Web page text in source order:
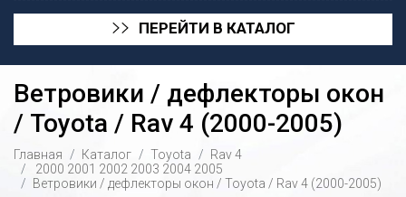
выходной
>> ПЕРЕЙТИ В КАТАЛОГ
Ветровики / дефлекторы окон
/ Toyota / Rav 4 (2000-2005)
Главная Каталог Toyota
Rav 4
2000 2001 2002 2003 2004 2005
Ветровики / дефлекторы окон / Toyota / Rav 4 (2000-2005)